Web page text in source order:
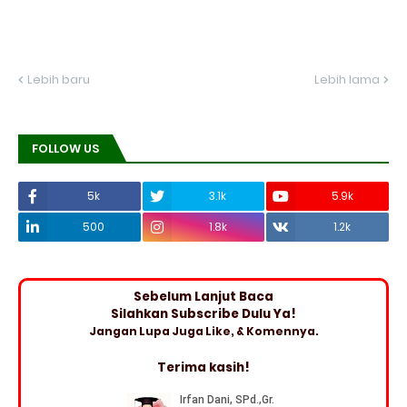
Lebih baru Lebih lama
FOLLOW US
5k 3.1k
5.9k
500
1.8k 1.2k
Sebelum Lanjut Baca
Silahkan Subscribe Dulu Ya!
Jangan Lupa Juga Like, & Komennya.
Terima kasih!